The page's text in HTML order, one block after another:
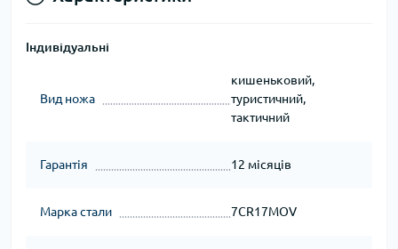
Індивідуальні
Вид ножа
кишеньковий,
туристичний,
тактичний
Гарантія 12 місяців
Марка стали 7CR17MOV